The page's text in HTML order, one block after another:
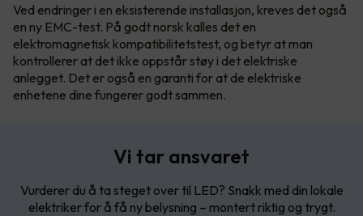
Ved endringer i en eksisterende installasjon, kreves det også
en ny EMC-test. På godt norsk kalles det en
elektromagnetisk kompatibilitetstest, og betyr at man
kontrollerer at det ikke oppstår støy i det elektriske
anlegget. Det er også en garanti for at de elektriske
enhetene dine fungerer godt sammen.
Vi tar ansvaret
Vurderer du å ta steget over til LED? Snakk med din lokale
elektriker for å få ny belysning – montert riktig og trygt.